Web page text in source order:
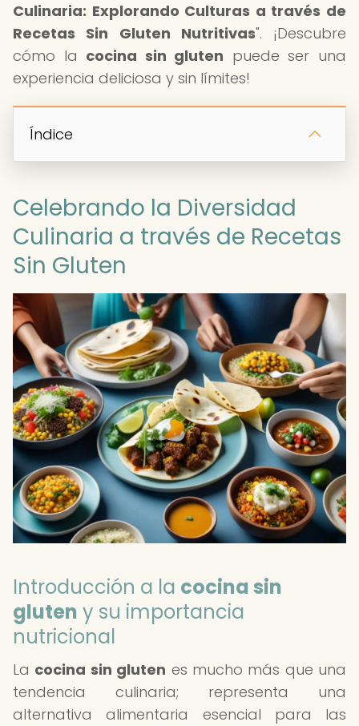
Culinaria: Explorando Culturas a través de
Recetas Sin Gluten Nutritivas". ¡Descubre
cómo la cocina sin gluten puede ser una
experiencia deliciosa y sin límites!
Índice
Celebrando la Diversidad
Culinaria a través de Recetas
Sin Gluten
Introducción a la cocina sin
gluten y su importancia
nutricional
La cocina sin gluten es mucho más que una
tendencia culinaria; representa una
alternativa alimentaria esencial para las